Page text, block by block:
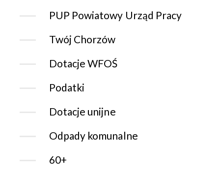
PUP Powiatowy Urząd Pracy
Twój Chorzów
Dotacje WFOŚ
Podatki
Dotacje unijne
Odpady komunalne
60+